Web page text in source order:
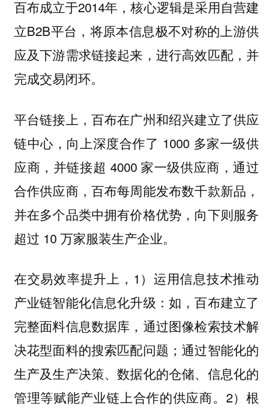
百布成立于2014年，核心逻辑是采用自营建
立B2B平台，将原本信息极不对称的上游供
应及下游需求链接起来，进行高效匹配，并
完成交易闭环。
平台链接上，百布在广州和绍兴建立了供应
链中心，向上深度合作了 1000 多家一级供
应商，并链接超 4000 家一级供应商，通过
合作供应商，百布每周能发布数千款新品，
并在多个品类中拥有价格优势，向下则服务
超过 10 万家服装生产企业。
在交易效率提升上，1）运用信息技术推动
产业链智能化信息化升级：如，百布建立了
完整面料信息数据库，通过图像检索技术解
决花型面料的搜索匹配问题；通过智能化的
生产及生产决策、数据化的仓储、信息化的
管理等赋能产业链上合作的供应商。2）根